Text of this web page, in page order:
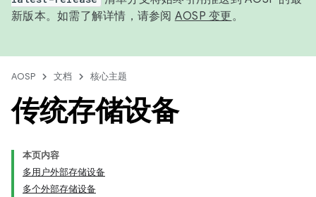
新版本。如需了解详情，请参阅 AOSP 变更。
AOSP 文档 核心主题
传统存储设备
本页内容
多用户外部存储设备
多个外部存储设备